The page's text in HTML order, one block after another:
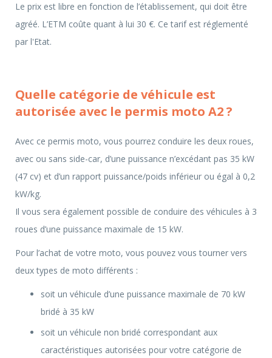
Le prix est libre en fonction de l’établissement, qui doit être
agréé. L’ETM coûte quant à lui 30 €. Ce tarif est réglementé
par l'Etat.
Quelle catégorie de véhicule est
autorisée avec le permis moto A2 ?
Avec ce permis moto, vous pourrez conduire les deux roues,
avec ou sans side-car, d’une puissance n’excédant pas 35 kW
(47 cv) et d’un rapport puissance/poids inférieur ou égal à 0,2
kW/kg.
Il vous sera également possible de conduire des véhicules à 3
roues d’une puissance maximale de 15 kW.
Pour l’achat de votre moto, vous pouvez vous tourner vers
deux types de moto différents :
soit un véhicule d’une puissance maximale de 70 kW
bridé à 35 kW
soit un véhicule non bridé correspondant aux
caractéristiques autorisées pour votre catégorie de